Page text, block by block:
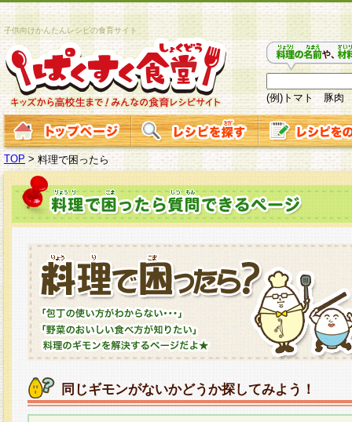
子供向けかんたんレシピの食育サイト
(例)トマト 豚肉
TOP >料理で困ったら
同じギモンがないかどうか探してみよう！